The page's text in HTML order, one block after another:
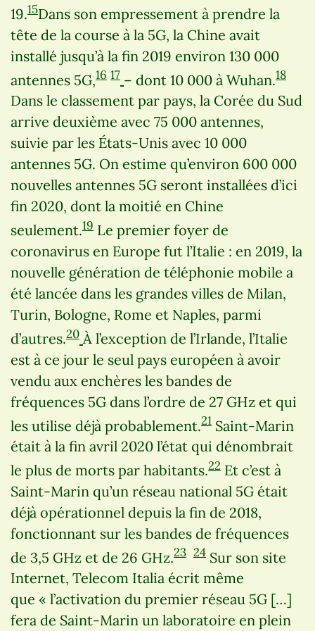
19.15Dans son empressement à prendre la
tête de la course à la 5G, la Chine avait
installé jusqu’à la fin 2019 environ 130 000
antennes 5G,16 17 – dont 10 000 à Wuhan.18
Dans le classement par pays, la Corée du Sud
arrive deuxième avec 75 000 antennes,
suivie par les États-Unis avec 10 000
antennes 5G. On estime qu’environ 600 000
nouvelles antennes 5G seront installées d’ici
fin 2020, dont la moitié en Chine
seulement.19 Le premier foyer de
coronavirus en Europe fut l’Italie : en 2019, la
nouvelle génération de téléphonie mobile a
été lancée dans les grandes villes de Milan,
Turin, Bologne, Rome et Naples, parmi
d’autres.20 À l’exception de l’Irlande, l’Italie
est à ce jour le seul pays européen à avoir
vendu aux enchères les bandes de
fréquences 5G dans l’ordre de 27 GHz et qui
les utilise déjà probablement.21 Saint-Marin
était à la fin avril 2020 l’état qui dénombrait
le plus de morts par habitants.22 Et c’est à
Saint-Marin qu’un réseau national 5G était
déjà opérationnel depuis la fin de 2018,
fonctionnant sur les bandes de fréquences
de 3,5 GHz et de 26 GHz.23 24 Sur son site
Internet, Telecom Italia écrit même
que « l’activation du premier réseau 5G […]
fera de Saint-Marin un laboratoire en plein